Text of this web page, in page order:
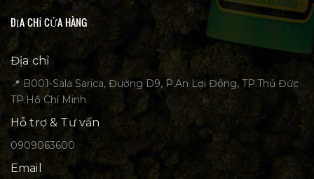
ĐỊA CHỈ CỬA HÀNG
Địa chỉ
📍 B001-Sala Sarica, Đường D9, P.An Lợi Đông, TP.Thủ Đức
TP.Hồ Chí Minh
Hỗ trợ & Tư vấn
0909063600
Email